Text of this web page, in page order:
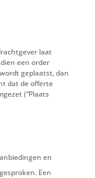
laat
een order
geplaatst, dan
dat de offerte
(“Plaats
en
Een